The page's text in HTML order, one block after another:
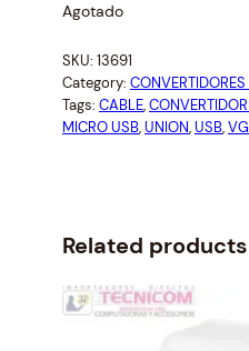
i
i
n
a
l
c
w
a
n
t
p
e
s
:
Agotado
SKU: 13691
Category:
Tags: CABLE,
MICRO USB, UNION, USB,
Related products